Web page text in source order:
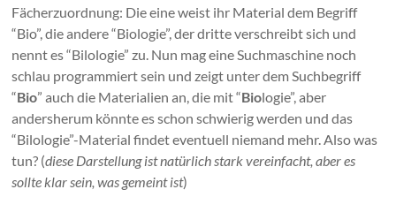
Fächerzuordnung: Die eine weist ihr Material dem Begriff
“Bio”, die andere “Biologie”, der dritte verschreibt sich und
nennt es “Bilologie” zu. Nun mag eine Suchmaschine noch
schlau programmiert sein und zeigt unter dem Suchbegriff
“Bio” auch die Materialien an, die mit “Biologie”, aber
andersherum könnte es schon schwierig werden und das
“Bilologie”-Material findet eventuell niemand mehr. Also was
tun? (diese Darstellung ist natürlich stark vereinfacht, aber es
sollte klar sein, was gemeint ist)